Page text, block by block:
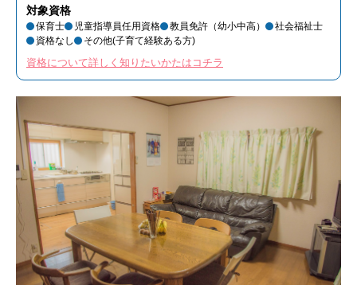
対象資格
保育士 児童指導員任用資格 教員免許（幼小中高）
社会福祉士
資格なし
その他(子育て経験ある方)
資格について詳しく知りたいかたはコチラ